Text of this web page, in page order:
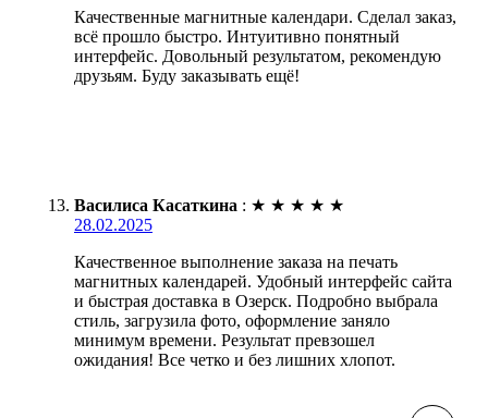
Качественные магнитные календари. Сделал заказ,
всё прошло быстро. Интуитивно понятный
интерфейс. Довольный результатом, рекомендую
друзьям. Буду заказывать ещё!
Василиса Касаткина : ★ ★ ★ ★ ★
28.02.2025
Качественное выполнение заказа на печать
магнитных календарей. Удобный интерфейс сайта
и быстрая доставка в Озерск. Подробно выбрала
стиль, загрузила фото, оформление заняло
минимум времени. Результат превзошел
ожидания! Все четко и без лишних хлопот.